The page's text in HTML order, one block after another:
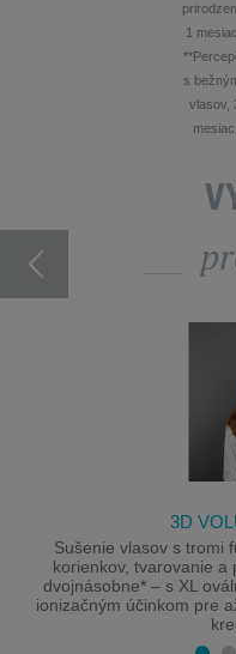
1
s
vlasov,
3D
Sušenie vlasov s tromi
korienkov, tvarovanie
dvojnásobne* – s XL
ionizačným účinkom pre